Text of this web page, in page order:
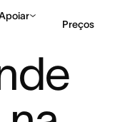
Preços